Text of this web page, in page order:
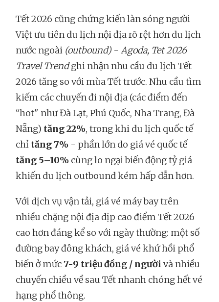
Tết 2026 cũng chứng kiến làn sóng người
Việt ưu tiên du lịch nội địa rõ rệt hơn du lịch
nước ngoài (outbound)- Agoda, Tet 2026
Travel Trendghi nhận nhu cầu du lịch Tết
2026 tăng so với mùa Tết trước. Nhu cầu tìm
kiếm các chuyến đi nội địa (các điểm đến
“hot" như Đà Lạt, Phú Quốc, Nha Trang, Đà
Nẵng) tăng 22%, trong khi du lịch quốc tế
chỉ tăng 7% - phần lớn do giá vé quốc tế
tăng 5–10% cùng lo ngại biến động tỷ giá
khiến du lịch outbound kém hấp dẫn hơn.
Với dịch vụ vận tải, giá vé máy bay trên
nhiều chặng nội địa dịp cao điểm Tết 2026
cao hơn đáng kể so với ngày thường: một số
đường bay đông khách, giá vé khứ hồi phổ
biến ở mức7-9 triệu đồng / người và nhiều
chuyến chiều về sau Tết nhanh chóng hết vé
hạng phổ thông.